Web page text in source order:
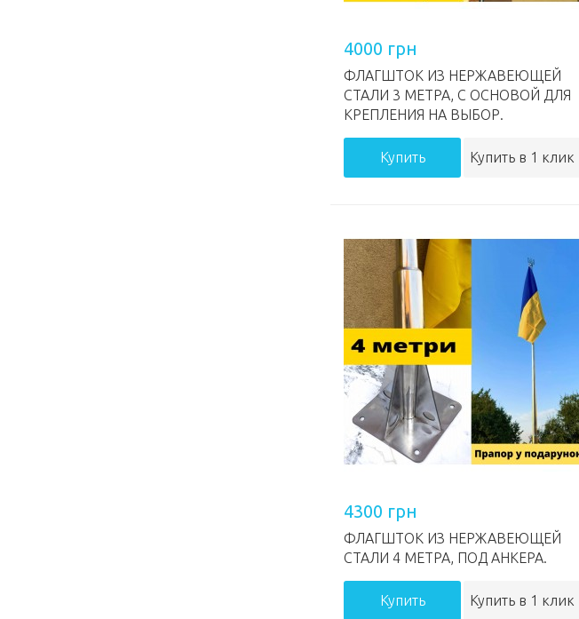
4000 грн
ФЛАГШТОК ИЗ НЕРЖАВЕЮЩЕЙ
СТАЛИ 3 МЕТРА, С ОСНОВОЙ ДЛЯ
КРЕПЛЕНИЯ НА ВЫБОР.
Купить Купить в 1 клик
4300 грн
ФЛАГШТОК ИЗ НЕРЖАВЕЮЩЕЙ
СТАЛИ 4 МЕТРА, ПОД АНКЕРА.
Купить Купить в 1 клик